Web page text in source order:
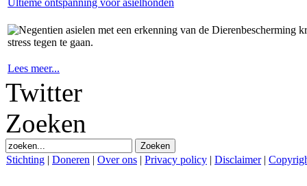
Negentien asielen met een erkenning van de
stress tegen te gaan.
Lees meer...
Twitter
Zoeken
Stichting | Doneren | Over ons | Privacy policy | Disclaimer|